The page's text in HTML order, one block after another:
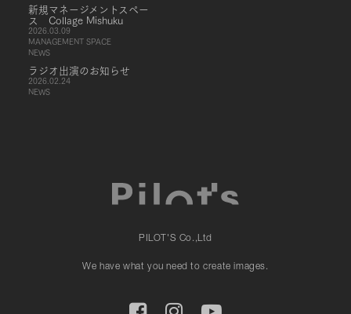
新規マネージメントスペー
ス Collage Mishuku
2026.03.09
MANAGEMENT SPACE
NEWS
ラジオ出演のお知らせ
2026.02.24
NEWS
PILOT'S Co.,Ltd
We have what you need to create images.